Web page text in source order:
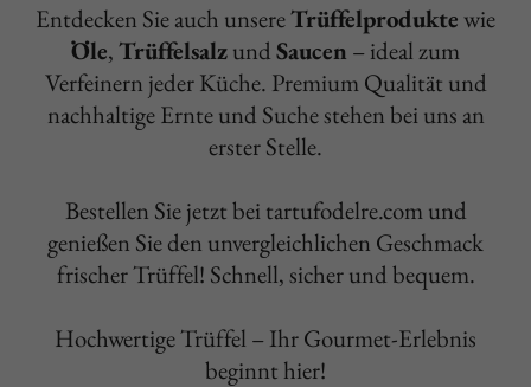
Entdecken Sie auch unsereTrüffelproduktewie
Öle,TrüffelsalzundSaucen – ideal zum
Verfeinern jeder Küche. Premium Qualität und
nachhaltige Ernte und Suche stehen bei uns an
erster Stelle.
Bestellen Sie jetzt bei tartufodelre.com und
genießen Sie den unvergleichlichen Geschmack
frischer Trüffel! Schnell, sicher und bequem.
Hochwertige Trüffel – Ihr Gourmet-Erlebnis
beginnt hier!